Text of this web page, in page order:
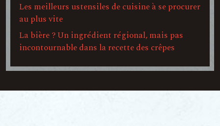
Les meilleurs ustensiles de cuisine à se procurer
au plus vite
La bière ? Un ingrédient régional, mais pas
incontournable dans la recette des crêpes